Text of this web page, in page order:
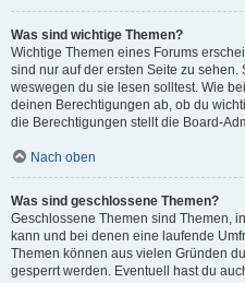
Was sind wichtige Themen?
Wichtige Themen eines Forums
sind nur auf der ersten Seite zu
weswegen du sie lesen solltest. Wie
deinen Berechtigungen ab, ob du
die Berechtigungen stellt die Board-
Nach oben
Was sind geschlossene Themen?
Geschlossene Themen sind Themen,
kann und bei denen eine laufende
Themen können aus vielen Gründen
gesperrt werden. Eventuell hast du